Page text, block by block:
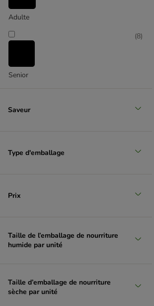
Adulte
Senior
(8)
Saveur
Type d'emballage
Prix
Taille de l’emballage de nourriture
humide par unité
Taille d’emballage de nourriture
sèche par unité